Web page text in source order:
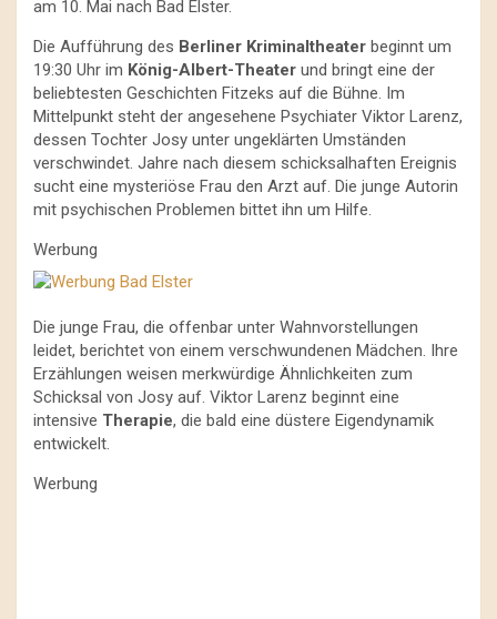
am 10. Mai nach Bad Elster.
Die Aufführung des Berliner Kriminaltheater beginnt um
19:30 Uhr im König-Albert-Theater und bringt eine der
beliebtesten Geschichten Fitzeks auf die Bühne. Im
Mittelpunkt steht der angesehene Psychiater Viktor Larenz,
dessen Tochter Josy unter ungeklärten Umständen
verschwindet. Jahre nach diesem schicksalhaften Ereignis
sucht eine mysteriöse Frau den Arzt auf. Die junge Autorin
mit psychischen Problemen bittet ihn um Hilfe.
Werbung
Die junge Frau, die offenbar unter Wahnvorstellungen
leidet, berichtet von einem verschwundenen Mädchen. Ihre
Erzählungen weisen merkwürdige Ähnlichkeiten zum
Schicksal von Josy auf. Viktor Larenz beginnt eine
intensive Therapie, die bald eine düstere Eigendynamik
entwickelt.
Werbung